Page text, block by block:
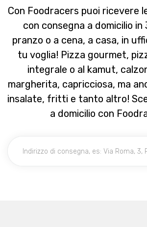
Con Foodracers puoi ricevere
con consegna a domicilio in
pranzo o a cena, a casa, in
tu voglia! Pizza gourmet,
integrale o al kamut,
margherita, capricciosa, ma
insalate, fritti e tanto altro!
a domicilio con